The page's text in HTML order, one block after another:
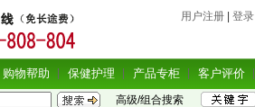
用户注册 登录
购物帮助 保健护理 产品专柜 客户评价
高级/组合搜索